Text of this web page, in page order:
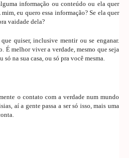
informação ou conteúdo ou ela quer
eu quero essa informação? Se ela quer
vaidade dela?
quiser, inclusive mentir ou se enganar.
É melhor viver a verdade, mesmo que seja
na sua casa, ou só pra você mesma.
o contato com a verdade num mundo
aí a gente passa a ser só isso, mais uma